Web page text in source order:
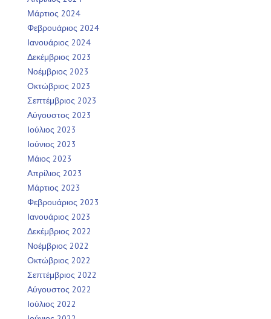
Μάρτιος 2024
Φεβρουάριος 2024
Ιανουάριος 2024
Δεκέμβριος 2023
Νοέμβριος 2023
Οκτώβριος 2023
Σεπτέμβριος 2023
Αύγουστος 2023
Ιούλιος 2023
Ιούνιος 2023
Μάιος 2023
Απρίλιος 2023
Μάρτιος 2023
Φεβρουάριος 2023
Ιανουάριος 2023
Δεκέμβριος 2022
Νοέμβριος 2022
Οκτώβριος 2022
Σεπτέμβριος 2022
Αύγουστος 2022
Ιούλιος 2022